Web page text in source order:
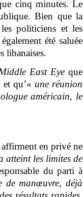
cinq minutes. Le
Bien que la
politiciens et les
été saluée
libanaises.
East Eye que
et qu’« une réunion
américain, le
affirment en privé ne
atteint les limites de
du parti à
de manœuvre, déjà